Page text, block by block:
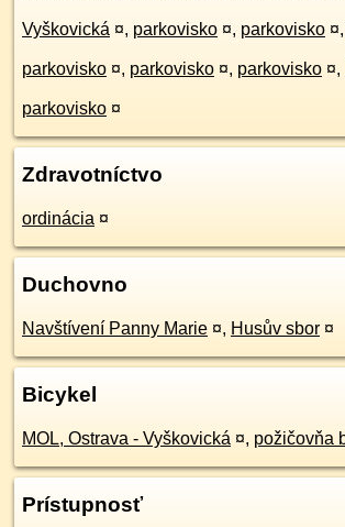
Vyškovická ¤, parkovisko ¤, parkovisko ¤,
parkovisko ¤, parkovisko ¤, parkovisko ¤,
parkovisko ¤
Zdravotníctvo
ordinácia ¤
Duchovno
Navštívení Panny Marie ¤, Husův sbor ¤
Bicykel
MOL, Ostrava - Vyškovická ¤, požičovňa
Prístupnosť